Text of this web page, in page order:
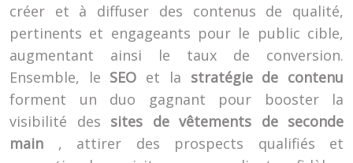
créer et à diffuser des contenus de qualité,
pertinents et engageants pour le public cible,
augmentant ainsi le taux de conversion.
Ensemble, le SEO et la stratégie de contenu
forment un duo gagnant pour booster la
visibilité des sites de vêtements de seconde
main , attirer des prospects qualifiés et